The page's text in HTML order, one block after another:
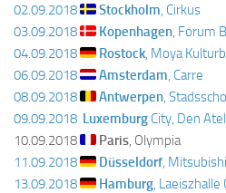
02.09.2018 Stockholm, Cirkus
03.09.2018
Kopenhagen, Forum
04.09.2018
Rostock, Moya
06.09.2018
Amsterdam, Carre
08.09.2018
Antwerpen,
09.09.2018 Luxemburg City, Den
10.09.2018
Paris, Olympia
11.09.2018
Düsseldorf,
13.09.2018
Hamburg, Laeiszhalle